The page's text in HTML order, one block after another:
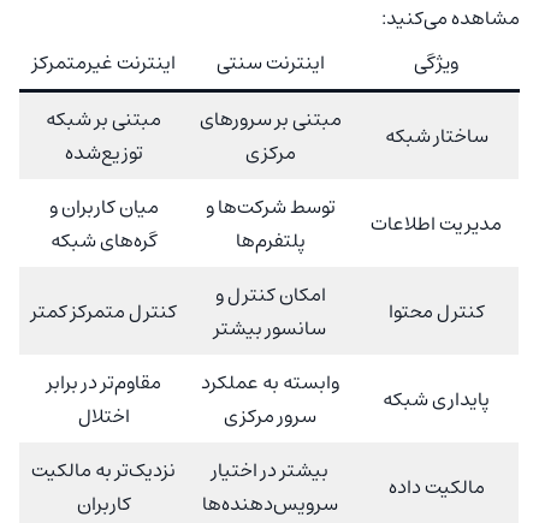
مشاهده می‌کنید:
ویژگی
اینترنت سنتی اینترنت غیر‌متمرکز
ساختار شبکه
مبتنی بر سرورهای
مرکزی
مبتنی بر شبکه
توزیع‌شده
مدیریت اطلاعات
توسط شرکت‌ها و
پلتفرم‌ها
میان کاربران و
گره‌های شبکه
کنترل محتوا
امکان کنترل و
سانسور بیشتر
کنترل متمرکز کمتر
پایداری شبکه
وابسته به عملکرد
سرور مرکزی
مقاوم‌تر در برابر
اختلال
مالکیت داده
بیشتر در اختیار
سرویس‌دهنده‌ها
نزدیک‌تر به مالکیت
کاربران